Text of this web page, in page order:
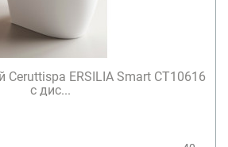
Ceruttispa ERSILIA Smart CT10616
с дис...